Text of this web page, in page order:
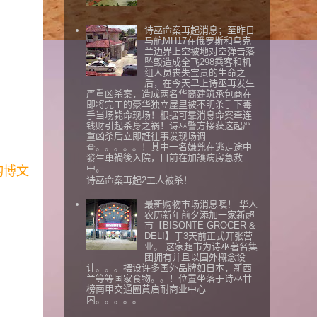
博文
诗巫命案再起消息；至昨日
马航MH17在俄罗斯和乌克
兰边界上空被地对空弹击落
坠毁造成全飞298乘客和机
组人员丧失宝贵的生命之
后，在今天早上诗巫再发生
严重凶杀案，造成两名华裔建筑承包商在
即将完工的豪华独立屋里被不明杀手下毒
手当场毙命现场！根据可靠消息命案牵连
钱财引起杀身之祸！诗巫警方接获这起严
重凶杀后立即赶往事发现场调
查。。。。。！其中一名嫌兇在逃走途中
發生車禍後入院，目前在加護病房急救
中。
诗巫命案再起2工人被杀！
最新购物市场消息噢！ 华人
农历新年前夕添加一家新超
市【BISONTE GROCER &
DELI】于3天前正式开张营
业。 这家超市为诗巫著名集
团拥有并且以国外概念设
计。。。摆设许多国外品牌如日本，新西
兰等等国家食物。。！位置坐落于诗巫甘
榜南甲交通圈黄启耐商业中心
内。。。。。